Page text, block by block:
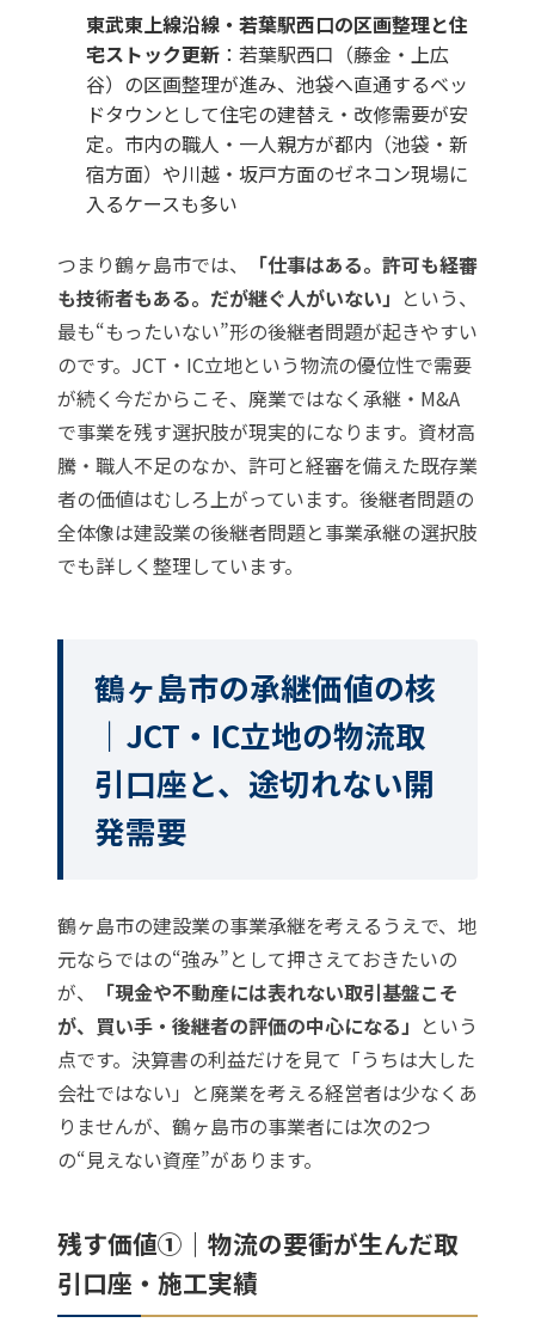
東武東上線沿線・若葉駅西口の区画整理と住
宅ストック更新 ：若葉駅西口（藤金・上広
谷）の区画整理が進み、池袋へ直通するベッ
ドタウンとして住宅の建替え・改修需要が安
定。市内の職人・一人親方が都内（池袋・新
宿方面）や川越・坂戸方面のゼネコン現場に
入るケースも多い
つまり鶴ヶ島市では、
「仕事はある。許可も経審
も技術者もある。だが継ぐ人がいない」 という、
最も“もったいない”形の後継者問題が起きやすい
のです。JCT・IC立地という物流の優位性で需要
が続く今だからこそ、廃業ではなく承継・M&A
で事業を残す選択肢が現実的になります。資材高
騰・職人不足のなか、許可と経審を備えた既存業
者の価値はむしろ上がっています。後継者問題の
全体像は建設業の後継者問題と事業承継の選択肢
でも詳しく整理しています。
鶴ヶ島市の承継価値の核
｜JCT・IC立地の物流取
引口座と、途切れない開
発需要
鶴ヶ島市の建設業の事業承継を考えるうえで、地
元ならではの“強み”として押さえておきたいの
が、
「現金や不動産には表れない取引基盤こそ
が、買い手・後継者の評価の中心になる」 という
点です。決算書の利益だけを見て「うちは大した
会社ではない」と廃業を考える経営者は少なくあ
りませんが、鶴ヶ島市の事業者には次の2つ
の“見えない資産”があります。
残す価値①｜物流の要衝が生んだ取
引口座・施工実績